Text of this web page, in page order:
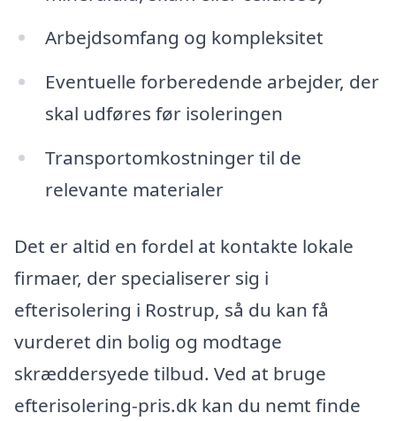
Arbejdsomfang og kompleksitet
Eventuelle forberedende arbejder, der
skal udføres før isoleringen
Transportomkostninger til de
relevante materialer
Det er altid en fordel at kontakte lokale
firmaer, der specialiserer sig i
efterisolering i Rostrup, så du kan få
vurderet din bolig og modtage
skræddersyede tilbud. Ved at bruge
efterisolering-pris.dk kan du nemt finde